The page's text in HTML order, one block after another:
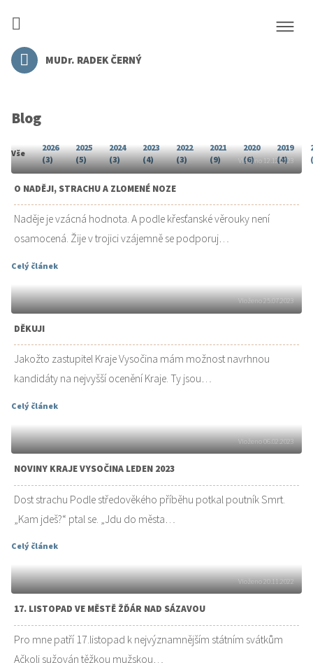
MUDr. RADEK ČERNÝ
Blog
Vše
2026
(3)
2025
(5)
2024
(3)
2023
(4)
2022
(3)
2021
(9)
2020
(6)
2019
(4)
Vloženo 12.12.2023
O NADĚJI, STRACHU A ZLOMENÉ NOZE
Naděje je vzácná hodnota. A podle křesťanské věrouky není
osamocená. Žije v trojici vzájemně se podporuj…
Celý článek
Vloženo 25.07.2023
DĚKUJI
Jakožto zastupitel Kraje Vysočina mám možnost navrhnou
kandidáty na nejvyšší ocenění Kraje. Ty jsou…
Celý článek
Vloženo 06.02.2023
NOVINY KRAJE VYSOČINA LEDEN 2023
Dost strachu Podle středověkého příběhu potkal poutník Smrt.
„Kam jdeš?“ ptal se. „Jdu do města…
Celý článek
Vloženo 20.11.2022
17. LISTOPAD VE MĚSTĚ ŽĎÁR NAD SÁZAVOU
Pro mne patří 17.listopad k nejvýznamnějším státním svátkům
Ačkoli sužován těžkou mužskou…